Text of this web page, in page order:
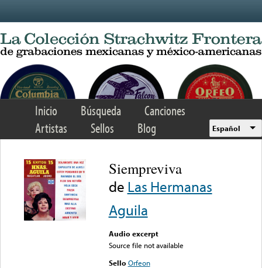
Inicio Búsqueda
Canciones
Artistas
Sellos Blog Español
Siempreviva
de Las Hermanas
Aguila
Audio excerpt
Source file not available
Sello Orfeon